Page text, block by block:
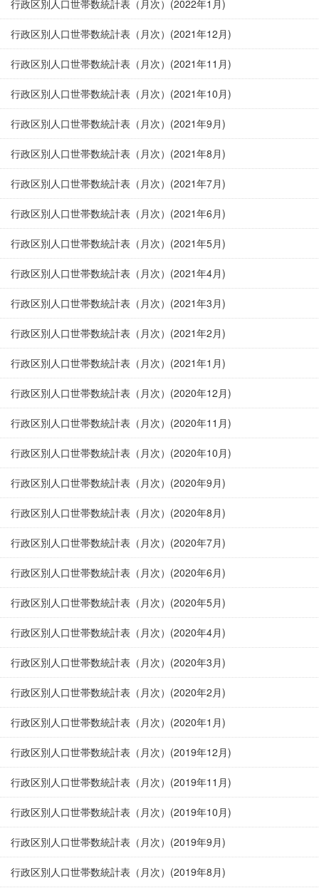
行政区別人口世帯数統計表（月次）(2022年1月)
行政区別人口世帯数統計表（月次）(2021年12月)
行政区別人口世帯数統計表（月次）(2021年11月)
行政区別人口世帯数統計表（月次）(2021年10月)
行政区別人口世帯数統計表（月次）(2021年9月)
行政区別人口世帯数統計表（月次）(2021年8月)
行政区別人口世帯数統計表（月次）(2021年7月)
行政区別人口世帯数統計表（月次）(2021年6月)
行政区別人口世帯数統計表（月次）(2021年5月)
行政区別人口世帯数統計表（月次）(2021年4月)
行政区別人口世帯数統計表（月次）(2021年3月)
行政区別人口世帯数統計表（月次）(2021年2月)
行政区別人口世帯数統計表（月次）(2021年1月)
行政区別人口世帯数統計表（月次）(2020年12月)
行政区別人口世帯数統計表（月次）(2020年11月)
行政区別人口世帯数統計表（月次）(2020年10月)
行政区別人口世帯数統計表（月次）(2020年9月)
行政区別人口世帯数統計表（月次）(2020年8月)
行政区別人口世帯数統計表（月次）(2020年7月)
行政区別人口世帯数統計表（月次）(2020年6月)
行政区別人口世帯数統計表（月次）(2020年5月)
行政区別人口世帯数統計表（月次）(2020年4月)
行政区別人口世帯数統計表（月次）(2020年3月)
行政区別人口世帯数統計表（月次）(2020年2月)
行政区別人口世帯数統計表（月次）(2020年1月)
行政区別人口世帯数統計表（月次）(2019年12月)
行政区別人口世帯数統計表（月次）(2019年11月)
行政区別人口世帯数統計表（月次）(2019年10月)
行政区別人口世帯数統計表（月次）(2019年9月)
行政区別人口世帯数統計表（月次）(2019年8月)